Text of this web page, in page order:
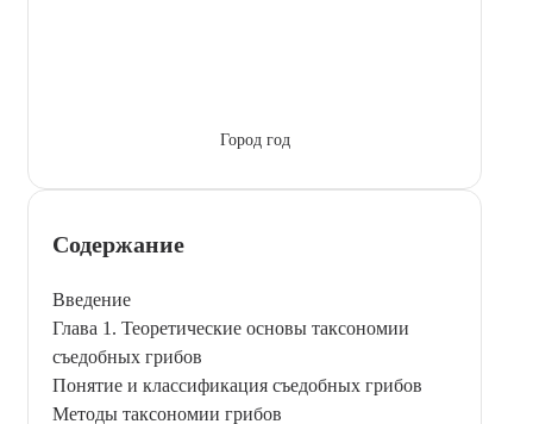
Город год
Содержание
Введение
Глава 1. Теоретические основы таксономии
съедобных грибов
Понятие и классификация съедобных грибов
Методы таксономии грибов